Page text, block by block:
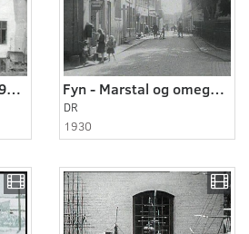
Sydsjælland - Køge 1930erne Fyn - Marstal og omegn 1930
DR
1930